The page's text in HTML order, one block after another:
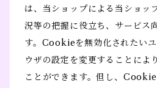
は、当ショップによる当ショッ
況等の把握に役立ち、サービス
す。Cookieを無効化されたい
ウザの設定を変更することに
ことができます。但し、